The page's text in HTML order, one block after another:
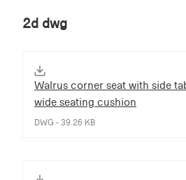
2d dwg
Walrus corner seat with side
wide seating cushion
DWG - 39.26 KB